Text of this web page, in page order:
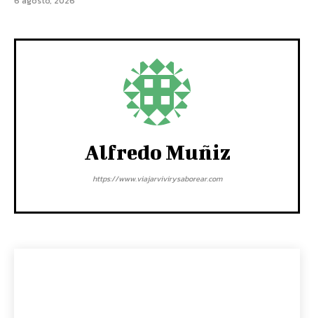
Alfredo Muñiz
https://www.viajarvivirysaborear.com